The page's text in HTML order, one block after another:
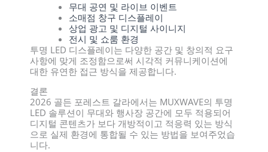
무대 공연 및 라이브 이벤트
소매점 창구 디스플레이
상업 광고 및 디지털 사이니지
전시 및 쇼룸 환경
투명 LED 디스플레이는 다양한 공간 및 창의적 요구
사항에 맞게 조정함으로써 시각적 커뮤니케이션에
대한 유연한 접근 방식을 제공합니다.
결론
2026 골든 포레스트 갈라에서는 MUXWAVE의 투명
LED 솔루션이 무대와 행사장 공간에 모두 적용되어
디지털 콘텐츠가 보다 개방적이고 적응력 있는 방식
으로 실제 환경에 통합될 수 있는 방법을 보여주었습
니다.